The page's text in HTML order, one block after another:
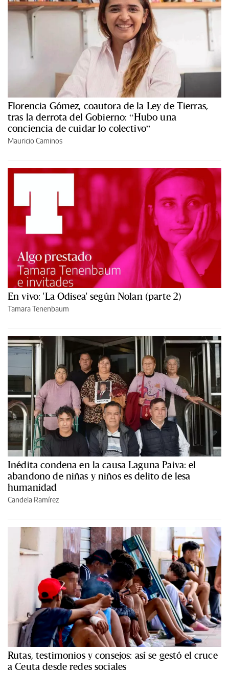
Florencia Gómez, coautora de la Ley de Tierras,
tras la derrota del Gobierno: “Hubo una
conciencia de cuidar lo colectivo”
Mauricio Caminos
En vivo: 'La Odisea' según Nolan (parte 2)
Tamara Tenenbaum
Inédita condena en la causa Laguna Paiva: el
abandono de niñas y niños es delito de lesa
humanidad
Candela Ramírez
Rutas, testimonios y consejos: así se gestó el cruce
a Ceuta desde redes sociales